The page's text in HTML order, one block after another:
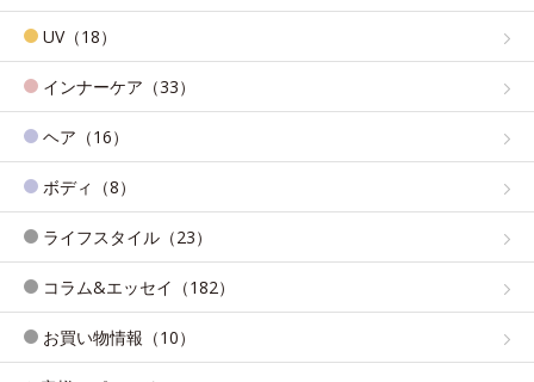
UV（18）
インナーケア（33）
ヘア（16）
ボディ（8）
ライフスタイル（23）
コラム&エッセイ（182）
お買い物情報（10）